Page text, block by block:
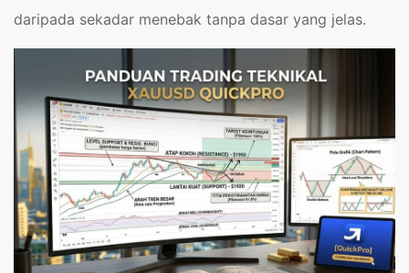
daripada sekadar menebak tanpa dasar yang jelas.